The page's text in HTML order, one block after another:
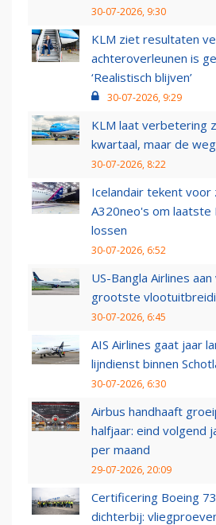
30-07-2026, 9:30
KLM ziet resultaten
achteroverleunen is
‘Realistisch blijven’
30-07-2026, 9:29
KLM laat verbetering
kwartaal, maar de
30-07-2026, 8:22
Icelandair tekent voor
A320neo's om laatste
lossen
30-07-2026, 6:52
US-Bangla Airlines
grootste
30-07-2026, 6:45
AIS Airlines gaat jaar
lijndienst binnen
30-07-2026, 6:30
Airbus handhaaft
halfjaar: eind volgend
per maand
29-07-2026, 20:09
Certificering Boeing
dichterbij: